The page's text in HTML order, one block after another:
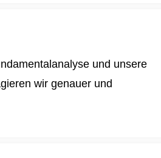
und unsere
wir genauer und